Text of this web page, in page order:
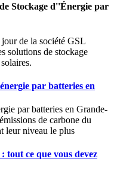
Stockage d''Énergie par
jour de la société GSL
solutions de stockage
par batteries en
par batteries en Grande-
de carbone du
leur niveau le plus
tout ce que vous devez